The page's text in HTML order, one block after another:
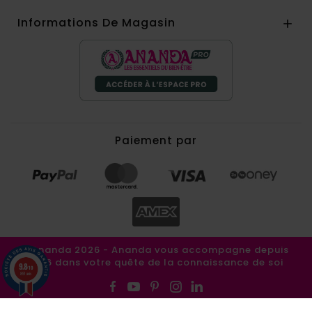
Informations De Magasin 
Paiement par
©Ananda 2026 - Ananda vous accompagne depuis
1986 dans votre quête de la connaissance de soi
9.8/10
857 avis